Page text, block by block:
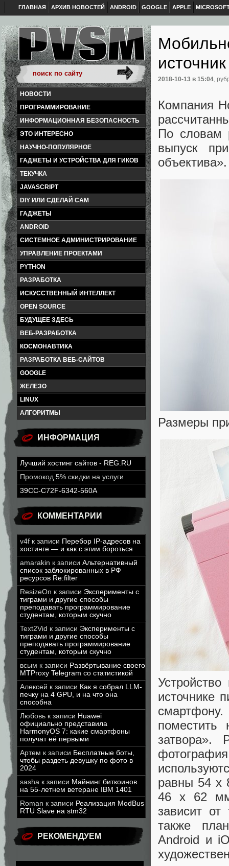
ГЛАВНАЯ АРХИВ НОВОСТЕЙ ANDROID GOOGLE APPLE
НОВОСТИ
ПРОГРАММИРОВАНИЕ
ИНФОРМАЦИОННАЯ БЕЗОПАСНОСТЬ
ЭТО ИНТЕРЕСНО
НАУЧНО-ПОПУЛЯРНОЕ
ГАДЖЕТЫ И УСТРОЙСТВА ДЛЯ ГИКОВ
ТЕКУЧКА
JAVASCRIPT
DIY ИЛИ СДЕЛАЙ САМ
ГАДЖЕТЫ
ANDROID
СИСТЕМНОЕ АДМИНИСТРИРОВАНИЕ
УПРАВЛЕНИЕ ПРОЕКТАМИ
PYTHON
РАЗРАБОТКА
ИСКУССТВЕННЫЙ ИНТЕЛЛЕКТ
OPEN SOURCE
БУДУЩЕЕ ЗДЕСЬ
ВЕБ-РАЗРАБОТКА
КОСМОНАВТИКА
РАЗРАБОТКА ВЕБ-САЙТОВ
GOOGLE
ЖЕЛЕЗО
LINUX
АЛГОРИТМЫ
ИНФОРМАЦИЯ
Лучший хостинг сайтов - REG.RU
Промокод 5% скидки на услуги
39CC-C72F-6342-560A
КОММЕНТАРИИ
v4f к записи Перебор IP-адресов на
хостинге — и как с этим бороться
amarakin к записи Альтернативный
список заблокированных в РФ
ресурсов Re:filter
ResizeOn к записи Эксперименты с
тиграми и другие способы
преподавать программирование
студентам, которым скучно
Text2Vid к записи Эксперименты с
тиграми и другие способы
преподавать программирование
студентам, которым скучно
всым к записи Развёртывание своего
MTProxy Telegram со статистикой
Алексей к записи Как я собрал LLM-
печку на 4 GPU, и на что она
способна
Любовь к записи Huawei
официально представила
HarmonyOS 7: какие смартфоны
получат её первыми
Артем к записи Бесплатные боты,
чтобы раздеть девушку по фото в
2024
sasha к записи Майнинг биткоинов
на 55-летнем ветеране IBM 1401
Roman к записи Реализация ModBus
RTU Slave на stm32
РЕКОМЕНДУЕМ
2018-10-13 в 15:04,
Компания
По словам
выпуск
объектива».
Размеры
источнике
поместить
затвора».
равны 54 х
46 х 62
зависит от
также
Android и